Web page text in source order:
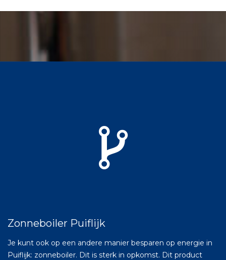
Zonneboiler Puiflijk
Je kunt ook op een andere manier besparen op energie in
Puiflijk: zonneboiler. Dit is sterk in opkomst. Dit product